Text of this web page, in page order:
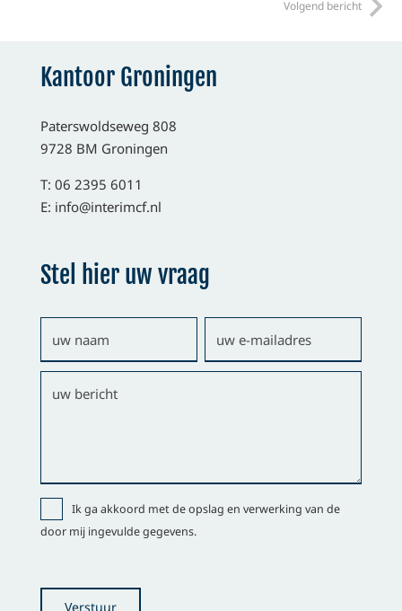
Volgend bericht
Kantoor Groningen
Paterswoldseweg 808
9728 BM Groningen
T: 06 2395 6011
E: info@interimcf.nl
Stel hier uw vraag
Ik ga akkoord met de opslag en verwerking van de
door mij ingevulde gegevens.